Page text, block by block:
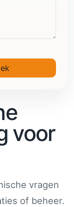
voor
vragen
of beheer.